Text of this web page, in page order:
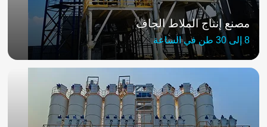
مصنع إنتاج الملاط الجاف
8 إلى 30 طن في الساعة